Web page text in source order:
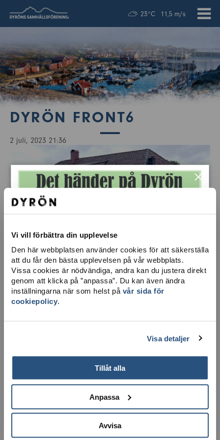
Vi vill förbättra din upplevelse
Den här webbplatsen använder cookies för att säkerställa
att du får den bästa upplevelsen på vår webbplats.
Vissa cookies är nödvändiga, andra kan du justera direkt
genom att klicka på ”anpassa”. Du kan även ändra
inställningarna när som helst på vår sida för
cookiepolicy.
Visa detaljer
Tillåt alla
Anpassa
Avvisa
23°C 11,5 m/s
DYRÖN FRONT6
2 juli, 2023 21:36
LADDA NER KARTA
×